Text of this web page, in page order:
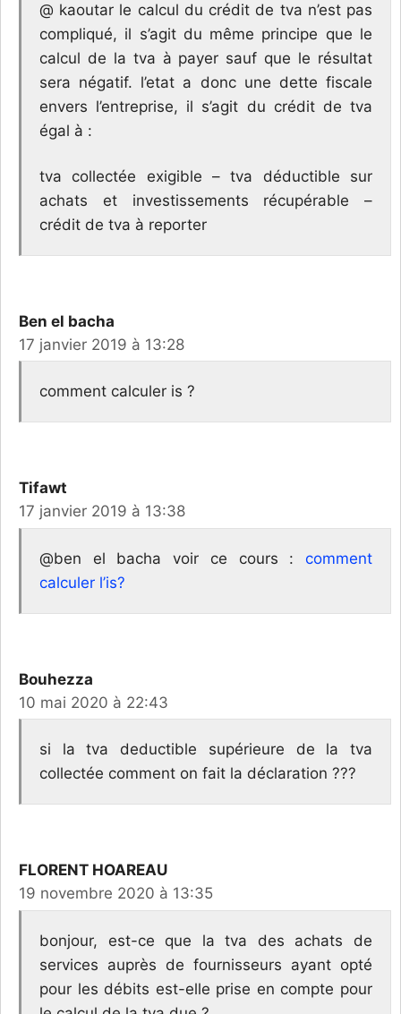
@ kaoutar le calcul du crédit de tva n’est pas
compliqué, il s’agit du même principe que le
calcul de la tva à payer sauf que le résultat
sera négatif. l’etat a donc une dette fiscale
envers l’entreprise, il s’agit du crédit de tva
égal à :
tva collectée exigible – tva déductible sur
achats et investissements récupérable –
crédit de tva à reporter
Ben el bacha
17 janvier 2019 à 13:28
comment calculer is ?
Tifawt
17 janvier 2019 à 13:38
@ben el bacha voir ce cours : comment
calculer l’is?
Bouhezza
10 mai 2020 à 22:43
si la tva deductible supérieure de la tva
collectée comment on fait la déclaration ???
FLORENT HOAREAU
19 novembre 2020 à 13:35
bonjour, est-ce que la tva des achats de
services auprès de fournisseurs ayant opté
pour les débits est-elle prise en compte pour